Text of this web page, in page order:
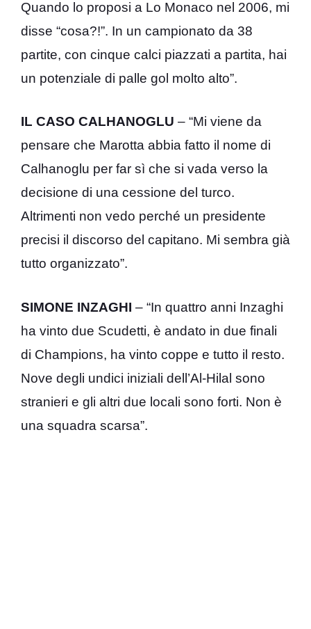
Quando lo proposi a Lo Monaco nel 2006, mi
disse “cosa?!”. In un campionato da 38
partite, con cinque calci piazzati a partita, hai
un potenziale di palle gol molto alto”.
IL CASO CALHANOGLU – “Mi viene da
pensare che Marotta abbia fatto il nome di
Calhanoglu per far sì che si vada verso la
decisione di una cessione del turco.
Altrimenti non vedo perché un presidente
precisi il discorso del capitano. Mi sembra già
tutto organizzato”.
SIMONE INZAGHI – “In quattro anni Inzaghi
ha vinto due Scudetti, è andato in due finali
di Champions, ha vinto coppe e tutto il resto.
Nove degli undici iniziali dell’Al-Hilal sono
stranieri e gli altri due locali sono forti. Non è
una squadra scarsa”.